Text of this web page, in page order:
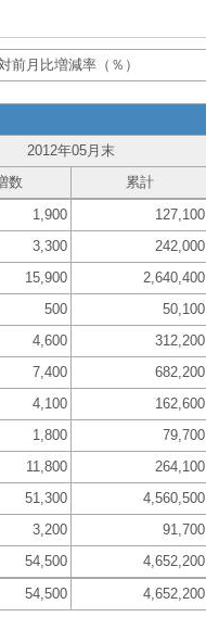
前月比増減率（％）
2012年05月末
数 累計
1,900 127,100
3,300 242,000
15,900 2,640,400
500 50,100
4,600 312,200
7,400 682,200
4,100 162,600
1,800 79,700
11,800 264,100
51,300 4,560,500
3,200 91,700
54,500 4,652,200
54,500 4,652,200